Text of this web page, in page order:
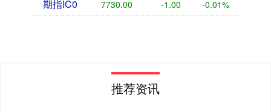
期指IC0 7730.00 -1.00 -0.01%
推荐资讯